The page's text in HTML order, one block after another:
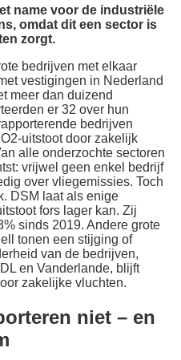
name voor de industriële
omdat dit een sector is
zorgt.
bedrijven met elkaar
vestigingen in Nederland
meer dan duizend
er 32 over hun
bedrijven
uitstoot door zakelijk
alle onderzochte sectoren
vrijwel geen enkel bedrijf
over vliegemissies. Toch
DSM laat als enige
fors lager kan. Zij
sinds 2019. Andere grote
tonen een stijging of
van de bedrijven,
en Vanderlande, blijft
zakelijke vluchten.
niet – en